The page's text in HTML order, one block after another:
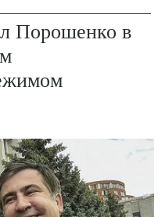
Порошенко в